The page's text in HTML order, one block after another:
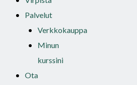
Palvelut
Verkkokauppa
Minun
kurssini
Ota